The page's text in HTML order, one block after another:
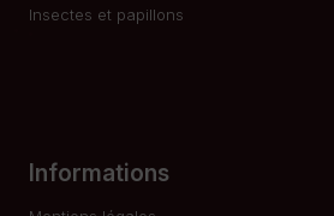
Insectes et papillons
Informations